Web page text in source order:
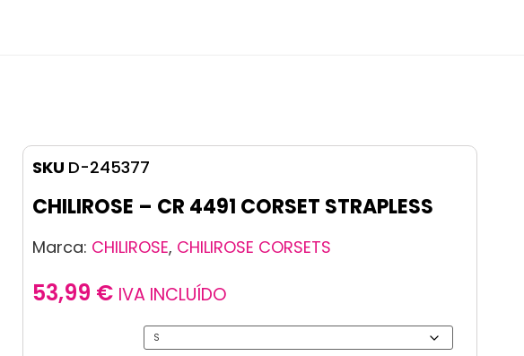
SKU D-245377
CHILIROSE – CR 4491 CORSET STRAPLESS
Marca: CHILIROSE, CHILIROSE CORSETS
53,99 € IVA INCLUÍDO